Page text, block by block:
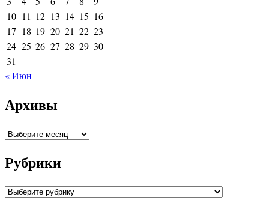
10 11 12 13 14 15 16
17 18 19 20 21 22 23
24 25 26 27 28 29 30
31
« Июн
Архивы
Архивы
Рубрики
Рубрики